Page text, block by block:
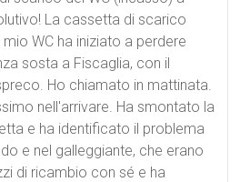
La cassetta di scarico
WC ha iniziato a perdere
sosta a Fiscaglia, con il
Ho chiamato in mattinata.
nell'arrivare. Ha smontato la
e ha identificato il problema
e nel galleggiante, che erano
di ricambio con sé e ha